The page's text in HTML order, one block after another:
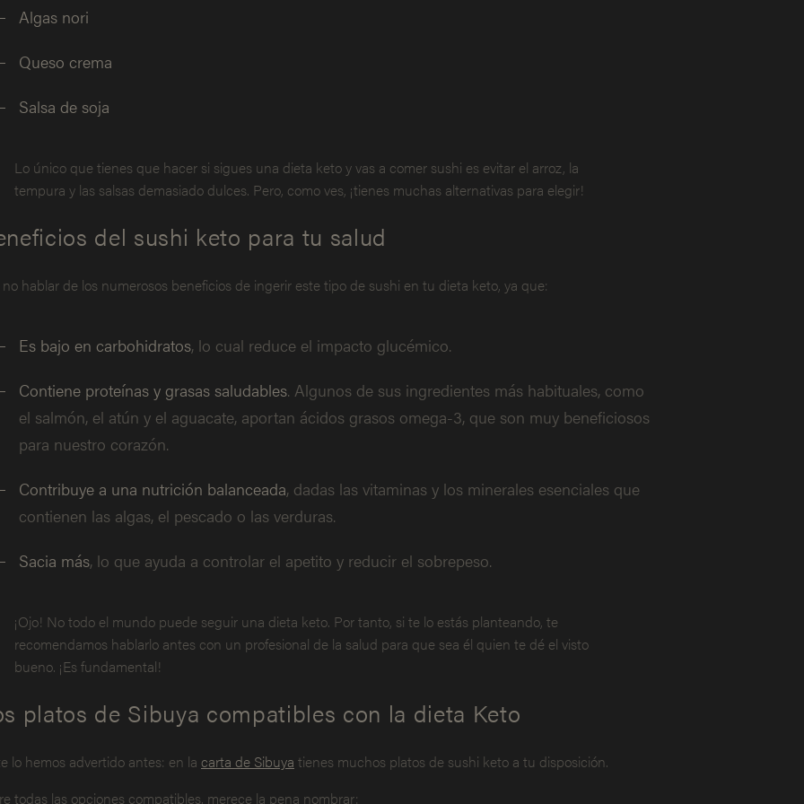
Algas nori
Queso crema
Salsa de soja
Lo único que tienes que hacer si sigues una dieta keto y vas a comer sushi es evitar el arroz, la
tempura y las salsas demasiado dulces. Pero, como ves, ¡tienes muchas alternativas para elegir!
del sushi keto para tu salud
no hablar de los numerosos beneficios de ingerir este tipo de sushi en tu dieta keto, ya que:
Es bajo en carbohidratos, lo cual reduce el impacto glucémico.
Contiene proteínas y grasas saludables. Algunos de sus ingredientes más habituales, como
el salmón, el atún y el aguacate, aportan ácidos grasos omega-3, que son muy beneficiosos
para nuestro corazón.
Contribuye a una nutrición balanceada, dadas las vitaminas y los minerales esenciales que
contienen las algas, el pescado o las verduras.
Sacia más, lo que ayuda a controlar el apetito y reducir el sobrepeso.
¡Ojo! No todo el mundo puede seguir una dieta keto. Por tanto, si te lo estás planteando, te
recomendamos hablarlo antes con un profesional de la salud para que sea él quien te dé el visto
bueno. ¡Es fundamental!
platos de Sibuya compatibles con la dieta Keto
lo hemos advertido antes: en la carta de Sibuya tienes muchos platos de sushi keto a tu disposición.
todas las opciones compatibles, merece la pena nombrar: